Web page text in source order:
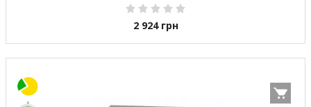
2 924 грн